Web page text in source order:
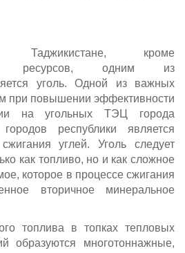
кроме
ресурсов, одним из
уголь. Одной из важных
при повышении эффективности
на угольных ТЭЦ города
республики является
углей. Уголь следует
как топливо, но и как сложное
которое в процессе сжигания
вторичное минеральное
топлива в топках тепловых
образуются многотоннажные,